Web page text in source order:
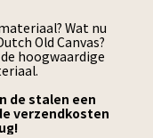
Wat nu
Old Canvas?
hoogwaardige
de stalen een
verzendkosten